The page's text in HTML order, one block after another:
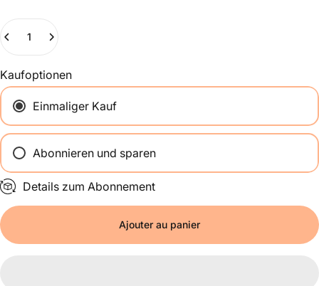
Nombre
Kaufoptionen
Einmaliger Kauf
Abonnieren und sparen
Alle 2 Wochen
Einmal im Monat
Alle 2 Monate
Details zum Abonnement
Ajouter au panier